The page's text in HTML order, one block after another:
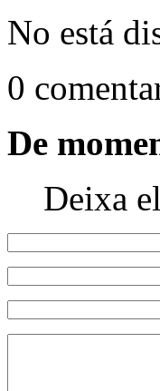
No está
0
De
Deixa